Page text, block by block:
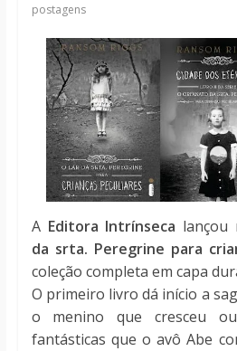
postagens
A Editora Intrínseca lançou
da srta. Peregrine para
coleção completa em capa
O primeiro livro dá início a
o menino que cresceu
fantásticas que o avô Abe